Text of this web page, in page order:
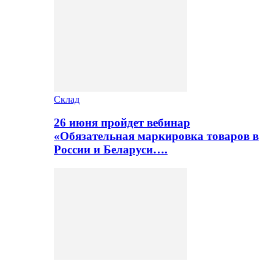
Склад
26 июня пройдет вебинар
«Обязательная маркировка товаров в
России и Беларуси….